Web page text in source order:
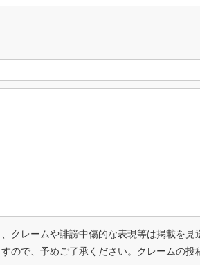
クレームや誹謗中傷的な表現等は掲載を
ので、予めご了承ください。クレームの投